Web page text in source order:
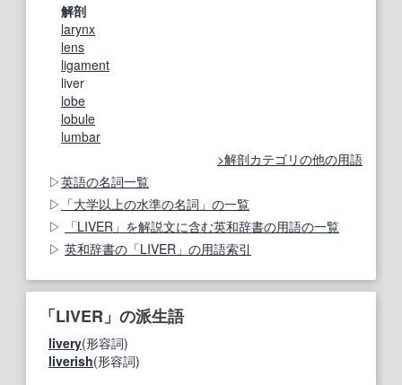
解剖
larynx
lens
ligament
liver
lobe
lobule
lumbar
解剖カテゴリの他の用語
英語の名詞一覧
「大学以上の水準の名詞」の一覧
「LIVER」を解説文に含む英和辞書の用語の一覧
英和辞書の「LIVER」の用語索引
「LIVER」の派生語
livery(形容詞)
liverish(形容詞)